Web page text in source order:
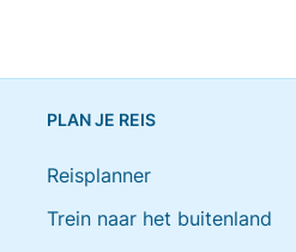
PLAN JE REIS
Reisplanner
Trein naar het buitenland